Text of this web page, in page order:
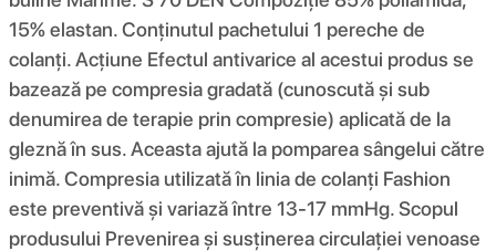
15% elastan. Conținutul pachetului 1 pereche de
colanți. Acţiune Efectul antivarice al acestui produs se
bazează pe compresia gradată (cunoscută și sub
denumirea de terapie prin compresie) aplicată de la
gleznă în sus. Aceasta ajută la pomparea sângelui către
inimă. Compresia utilizată în linia de colanți Fashion
este preventivă și variază între 13-17 mmHg. Scopul
produsului Prevenirea și susținerea circulației venoase